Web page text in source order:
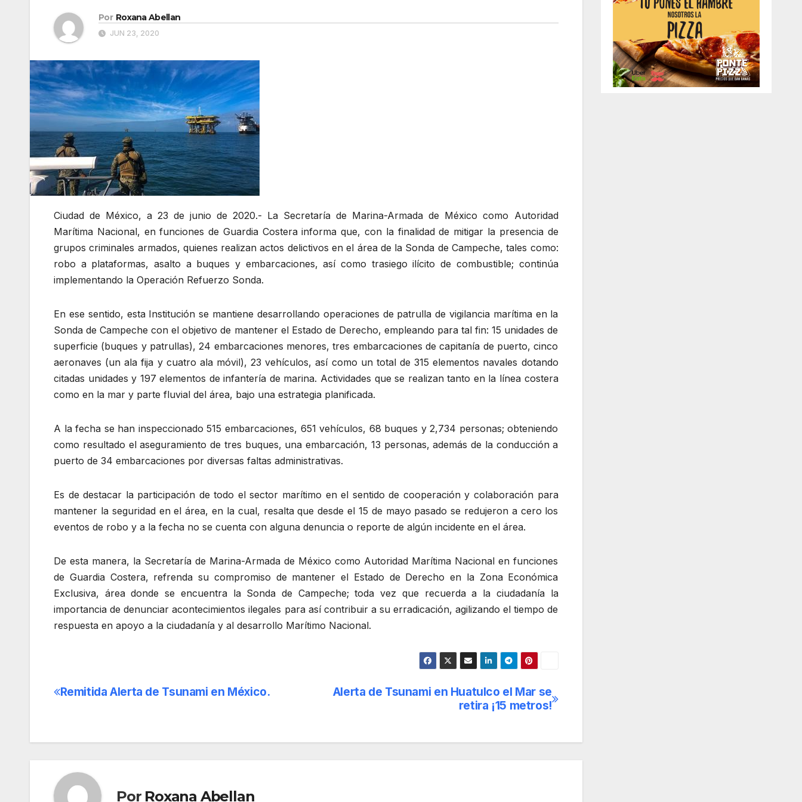
Por Roxana Abellan
JUN 23, 2020
Ciudad de México, a 23 de junio de 2020.- La Secretaría de Marina-Armada de México como Autoridad
Marítima Nacional, en funciones de Guardia Costera informa que, con la finalidad de mitigar la presencia de
grupos criminales armados, quienes realizan actos delictivos en el área de la Sonda de Campeche, tales como:
robo a plataformas, asalto a buques y embarcaciones, así como trasiego ilícito de combustible; continúa
implementando la Operación Refuerzo Sonda.
En ese sentido, esta Institución se mantiene desarrollando operaciones de patrulla de vigilancia marítima en la
Sonda de Campeche con el objetivo de mantener el Estado de Derecho, empleando para tal fin: 15 unidades de
superficie (buques y patrullas), 24 embarcaciones menores, tres embarcaciones de capitanía de puerto, cinco
aeronaves (un ala fija y cuatro ala móvil), 23 vehículos, así como un total de 315 elementos navales dotando
citadas unidades y 197 elementos de infantería de marina. Actividades que se realizan tanto en la línea costera
como en la mar y parte fluvial del área, bajo una estrategia planificada.
A la fecha se han inspeccionado 515 embarcaciones, 651 vehículos, 68 buques y 2,734 personas; obteniendo
como resultado el aseguramiento de tres buques, una embarcación, 13 personas, además de la conducción a
puerto de 34 embarcaciones por diversas faltas administrativas.
Es de destacar la participación de todo el sector marítimo en el sentido de cooperación y colaboración para
mantener la seguridad en el área, en la cual, resalta que desde el 15 de mayo pasado se redujeron a cero los
eventos de robo y a la fecha no se cuenta con alguna denuncia o reporte de algún incidente en el área.
De esta manera, la Secretaría de Marina-Armada de México como Autoridad Marítima Nacional en funciones
de Guardia Costera, refrenda su compromiso de mantener el Estado de Derecho en la Zona Económica
Exclusiva, área donde se encuentra la Sonda de Campeche; toda vez que recuerda a la ciudadanía la
importancia de denunciar acontecimientos ilegales para así contribuir a su erradicación, agilizando el tiempo de
respuesta en apoyo a la ciudadanía y al desarrollo Marítimo Nacional.
Navegación
entradas
Alerta de Tsunami en Huatulco el Mar se
retira ¡15 metros!
Remitida Alerta de Tsunami en México.
Por Roxana Abellan